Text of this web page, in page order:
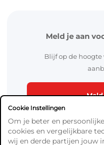
Meld je aan
Blijf op de hoogte
Cookie Instellingen
Om je beter en
cookies en vergelijkbare
wij en derde partijen jouw